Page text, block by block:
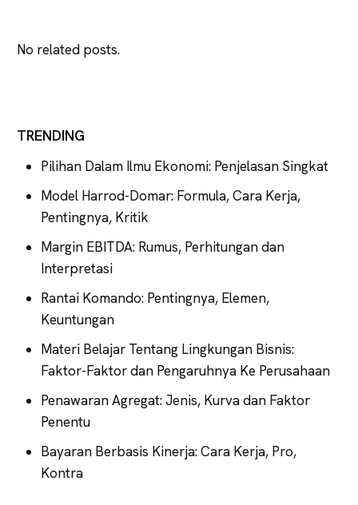
No related posts.
TRENDING
Pilihan Dalam Ilmu Ekonomi: Penjelasan Singkat
Model Harrod-Domar: Formula, Cara Kerja,
Pentingnya, Kritik
Margin EBITDA: Rumus, Perhitungan dan
Interpretasi
Rantai Komando: Pentingnya, Elemen,
Keuntungan
Materi Belajar Tentang Lingkungan Bisnis:
Faktor-Faktor dan Pengaruhnya Ke Perusahaan
Penawaran Agregat: Jenis, Kurva dan Faktor
Penentu
Bayaran Berbasis Kinerja: Cara Kerja, Pro,
Kontra